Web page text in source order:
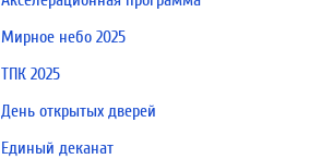
Мирное небо 2025
ТПК 2025
День открытых дверей
Единый деканат